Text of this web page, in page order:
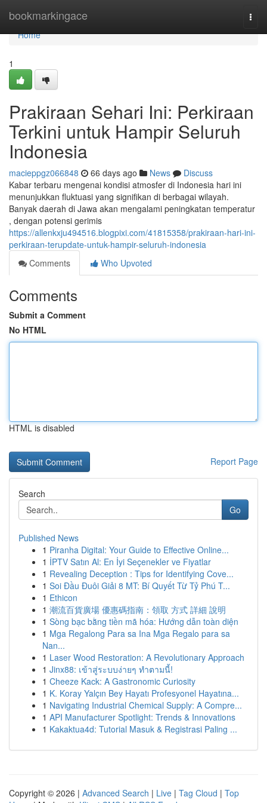
bookmarkingace
Home
Home
1
Prakiraan Sehari Ini: Perkiraan
Terkini untuk Hampir Seluruh
Indonesia
macieppgz066848 66 days ago News
Discuss
Kabar terbaru mengenai kondisi atmosfer di Indonesia hari ini
menunjukkan fluktuasi yang signifikan di berbagai wilayah.
Banyak daerah di Jawa akan mengalami peningkatan temperatur
, dengan potensi gerimis
https://allenkxju494516.blogpixi.com/41815358/prakiraan-hari-ini-
perkiraan-terupdate-untuk-hampir-seluruh-indonesia
Comments
Who Upvoted
Comments
Submit a Comment
No HTML
HTML is disabled
Report Page
Search
Go
Published News
1 Piranha Digital: Your Guide to Effective Online...
1 İPTV Satın Al: En İyi Seçenekler ve Fiyatlar
1 Revealing Deception : Tips for Identifying Cove...
1 Soi Đầu Đuôi Giải 8 MT: Bí Quyết Từ Tỷ Phú T...
1 Ethicon
1 潮流百貨廣場 優惠碼指南：領取 方式 詳細 說明
1 Sòng bạc bằng tiền mã hóa: Hướng dẫn toàn diện
1 Mga Regalong Para sa Ina Mga Regalo para sa
Nan...
1 Laser Wood Restoration: A Revolutionary Approach
1 Jinx88: เข้าสู่ระบบง่ายๆ ทำตามนี้!
1 Cheeze Kack: A Gastronomic Curiosity
1 K. Koray Yalçın Bey Hayatı Profesyonel Hayatına...
1 Navigating Industrial Chemical Supply: A Compre...
1 API Manufacturer Spotlight: Trends & Innovations
1 Kakaktua4d: Tutorial Masuk & Registrasi Paling ...
Copyright © 2026 | Advanced Search | Live | Tag Cloud | Top